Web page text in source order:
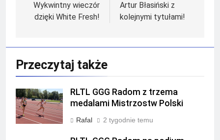
wpisu
Wykwintny wieczór
dzięki White Fresh!
Artur Błasiński z
kolejnymi tytułami!
Przeczytaj także
RLTL GGG Radom z trzema
medalami Mistrzostw Polski
Rafal 2 tygodnie temu